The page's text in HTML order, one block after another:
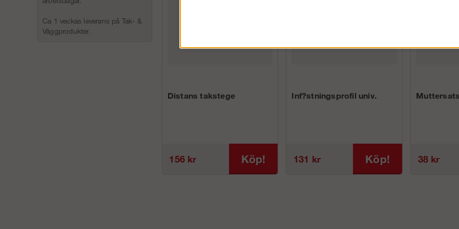
Ca 1 veckas leverans på Tak- &
Väggprodukter.
Distans takstege
156 kr Köp!
Inf?stningsprofil univ.
131 kr Köp! 38 kr